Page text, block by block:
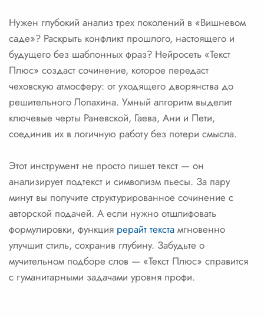
Нужен глубокий анализ трех поколений в «Вишневом
саде»? Раскрыть конфликт прошлого, настоящего и
будущего без шаблонных фраз? Нейросеть «Текст
Плюс» создаст сочинение, которое передаст
чеховскую атмосферу: от уходящего дворянства до
решительного Лопахина. Умный алгоритм выделит
ключевые черты Раневской, Гаева, Ани и Пети,
соединив их в логичную работу без потери смысла.
Этот инструмент не просто пишет текст — он
анализирует подтекст и символизм пьесы. За пару
минут вы получите структурированное сочинение с
авторской подачей. А если нужно отшлифовать
формулировки, функция рерайт текста мгновенно
улучшит стиль, сохранив глубину. Забудьте о
мучительном подборе слов — «Текст Плюс» справится
с гуманитарными задачами уровня профи.